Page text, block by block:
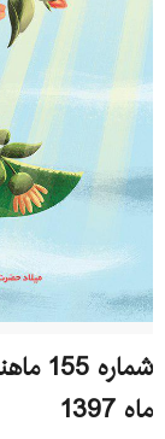
ماه 1397
1397